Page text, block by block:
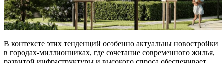
В контексте этих тенденций особенно актуальны новостройки
в городах-миллионниках, где сочетание современного жилья,
развитой инфраструктуры и высокого спроса обеспечивает